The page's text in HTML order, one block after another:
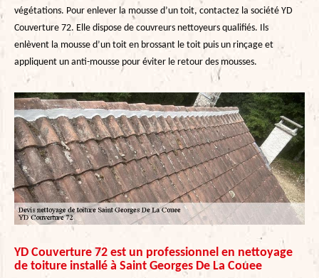
végétations. Pour enlever la mousse d’un toit, contactez la société YD
Couverture 72. Elle dispose de couvreurs nettoyeurs qualifiés. Ils
enlèvent la mousse d’un toit en brossant le toit puis un rinçage et
appliquent un anti-mousse pour éviter le retour des mousses.
YD Couverture 72 est un professionnel en nettoyage
de toiture installé à Saint Georges De La Couee